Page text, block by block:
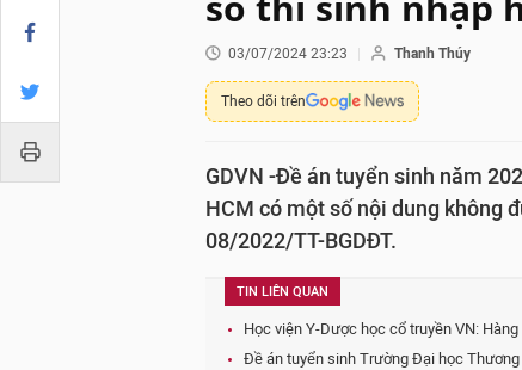
03/07/2024 23:23 Thanh Thúy
Theo dõi trên
GDVN -Đề án tuyển sinh năm
HCM có một số nội dung không
08/2022/TT-BGDĐT.
TIN LIÊN QUAN
Học viện Y-Dược học cổ truyền VN:
Đề án tuyển sinh Trường Đại học